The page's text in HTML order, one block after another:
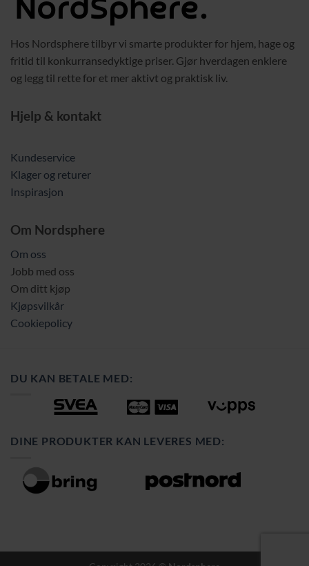
Hos Nordsphere tilbyr vi smarte produkter for hjem, hage og
fritid til konkurransedyktige priser. Gjør hverdagen enklere
og legg til rette for et mer aktivt og praktisk liv.
Hjelp & kontakt
Kundeservice
Klager og returer
Inspirasjon
Om Nordsphere
Om oss
Jobb med oss
Om ditt kjøp
Kjøpsvilkår
Cookiepolicy
DU KAN BETALE MED:
DINE PRODUKTER KAN LEVERES MED: